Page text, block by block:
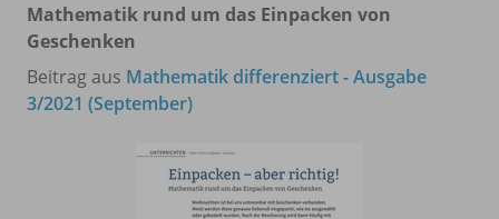
Mathematik rund um das Einpacken von
Geschenken
Beitrag aus Mathematik differenziert - Ausgabe
3/2021 (September)